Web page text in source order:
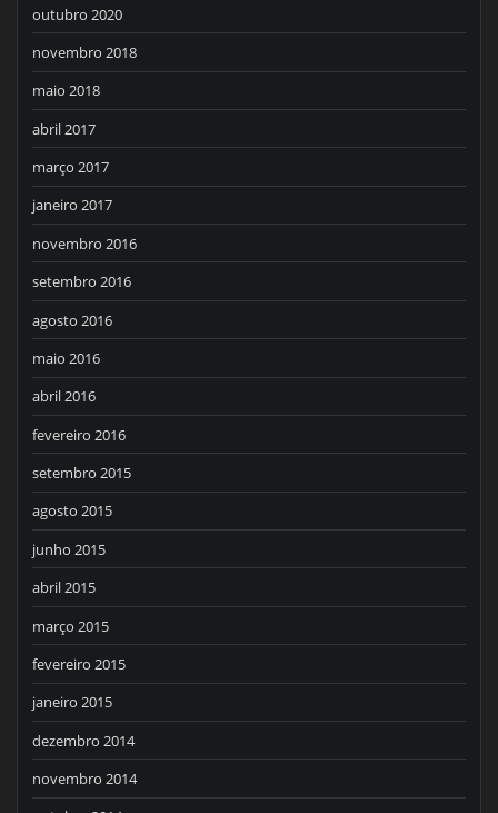
outubro 2020
novembro 2018
maio 2018
abril 2017
março 2017
janeiro 2017
novembro 2016
setembro 2016
agosto 2016
maio 2016
abril 2016
fevereiro 2016
setembro 2015
agosto 2015
junho 2015
abril 2015
março 2015
fevereiro 2015
janeiro 2015
dezembro 2014
novembro 2014